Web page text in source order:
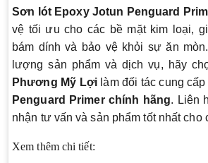
Sơn lót Epoxy Jotun Penguard
vệ tối ưu cho các bề mặt kim loại,
bám dính và bảo vệ khỏi sự ăn
lượng sản phẩm và dịch vụ, hãy
Phương Mỹ Lợilàm đối tác cung cấp
Penguard Primer chính hãng. Liên
nhận tư vấn và sản phẩm tốt nhất cho
Xem thêm chi tiết: